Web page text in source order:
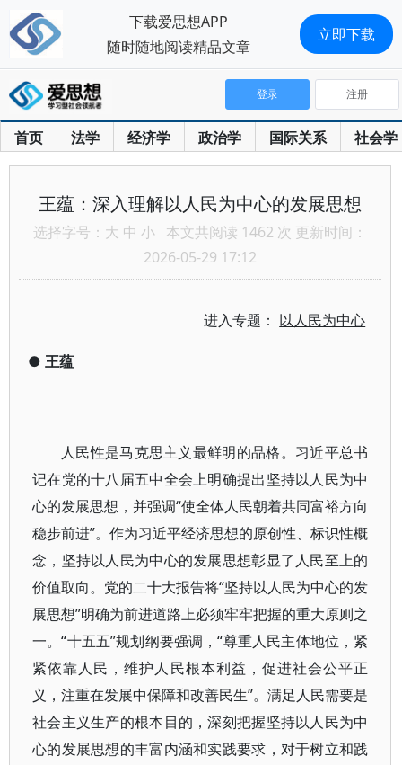
首页 法学 经济学 政治学 国际关系 社会学
登录 注册
王蕴：深入理解以人民为中心的发展思想
选择字号： 大 中 小 本文共阅读 1462 次 更新时间：
2026-05-29 17:12
进入专题： 以人民为中心
● 王蕴
人民性是马克思主义最鲜明的品格。习近平总书
记在党的十八届五中全会上明确提出坚持以人民为中
心的发展思想，并强调“使全体人民朝着共同富裕方向
稳步前进”。作为习近平经济思想的原创性、标识性概
念，坚持以人民为中心的发展思想彰显了人民至上的
价值取向。党的二十大报告将“坚持以人民为中心的发
展思想”明确为前进道路上必须牢牢把握的重大原则之
一。“十五五”规划纲要强调，“尊重人民主体地位，紧
紧依靠人民，维护人民根本利益，促进社会公平正
义，注重在发展中保障和改善民生”。满足人民需要是
社会主义生产的根本目的，深刻把握坚持以人民为中
心的发展思想的丰富内涵和实践要求，对于树立和践
下载爱思想APP
随时随地阅读精品文章
立即下载